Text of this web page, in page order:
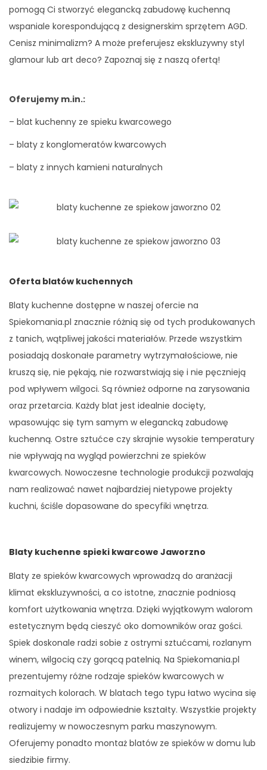
pomogą Ci stworzyć elegancką zabudowę kuchenną
wspaniale korespondującą z designerskim sprzętem AGD.
Cenisz minimalizm? A może preferujesz ekskluzywny styl
glamour lub art deco? Zapoznaj się z naszą ofertą!
Oferujemy m.in.:
– blat kuchenny ze spieku kwarcowego
– blaty z konglomeratów kwarcowych
– blaty z innych kamieni naturalnych
Oferta blatów kuchennych
Blaty kuchenne dostępne w naszej ofercie na
Spiekomania.pl znacznie różnią się od tych produkowanych
z tanich, wątpliwej jakości materiałów. Przede wszystkim
posiadają doskonałe parametry wytrzymałościowe, nie
kruszą się, nie pękają, nie rozwarstwiają się i nie pęcznieją
pod wpływem wilgoci. Są również odporne na zarysowania
oraz przetarcia. Każdy blat jest idealnie docięty,
wpasowując się tym samym w elegancką zabudowę
kuchenną. Ostre sztućce czy skrajnie wysokie temperatury
nie wpływają na wygląd powierzchni ze spieków
kwarcowych. Nowoczesne technologie produkcji pozwalają
nam realizować nawet najbardziej nietypowe projekty
kuchni, ściśle dopasowane do specyfiki wnętrza.
Blaty kuchenne spieki kwarcowe Jaworzno
Blaty ze spieków kwarcowych wprowadzą do aranżacji
klimat ekskluzywności, a co istotne, znacznie podniosą
komfort użytkowania wnętrza. Dzięki wyjątkowym walorom
estetycznym będą cieszyć oko domowników oraz gości.
Spiek doskonale radzi sobie z ostrymi sztućcami, rozlanym
winem, wilgocią czy gorącą patelnią. Na Spiekomania.pl
prezentujemy różne rodzaje spieków kwarcowych w
rozmaitych kolorach. W blatach tego typu łatwo wycina się
otwory i nadaje im odpowiednie kształty. Wszystkie projekty
realizujemy w nowoczesnym parku maszynowym.
Oferujemy ponadto montaż blatów ze spieków w domu lub
siedzibie firmy.